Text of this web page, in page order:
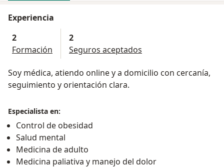
Experiencia
2
Formación
2
Seguros aceptados
Soy médica, atiendo online y a domicilio con cercanía,
seguimiento y orientación clara.
Especialista en:
Control de obesidad
Salud mental
Medicina de adulto
Medicina paliativa y manejo del dolor